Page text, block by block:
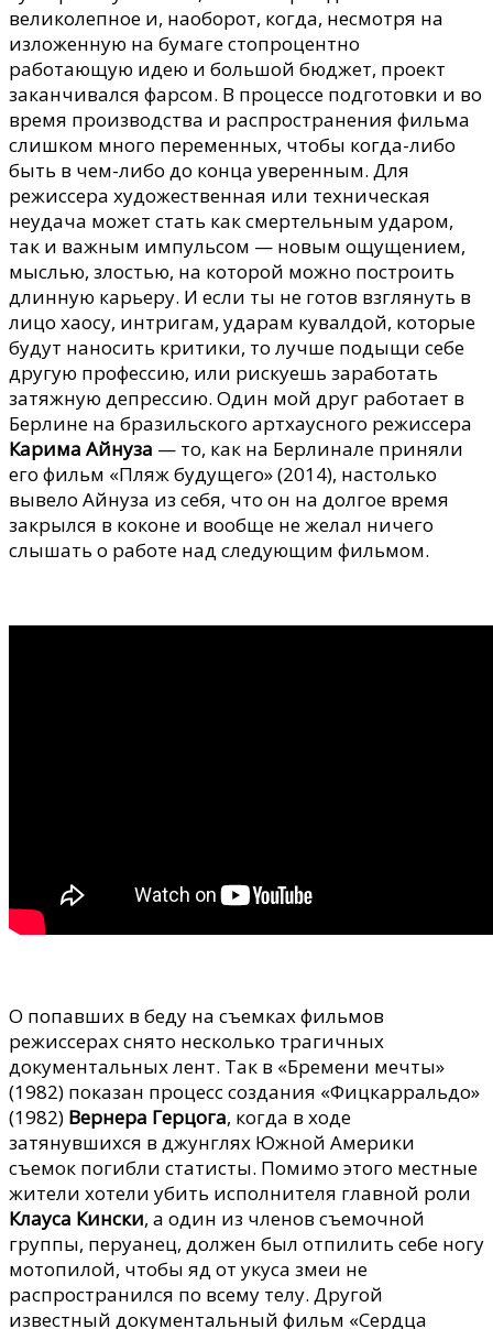
великолепное и, наоборот, когда, несмотря на
изложенную на бумаге стопроцентно
работающую идею и большой бюджет, проект
заканчивался фарсом. В процессе подготовки и во
время производства и распространения фильма
слишком много переменных, чтобы когда-либо
быть в чем-либо до конца уверенным. Для
режиссера художественная или техническая
неудача может стать как смертельным ударом,
так и важным импульсом — новым ощущением,
мыслью, злостью, на которой можно построить
длинную карьеру. И если ты не готов взглянуть в
лицо хаосу, интригам, ударам кувалдой, которые
будут наносить критики, то лучше подыщи себе
другую профессию, или рискуешь заработать
затяжную депрессию. Один мой друг работает в
Берлине на бразильского артхаусного режиссера
Карима Айнуза — то, как на Берлинале приняли
его фильм «Пляж будущего» (2014), настолько
вывело Айнуза из себя, что он на долгое время
закрылся в кокoне и вообще не желал ничего
слышать о работе над следующим фильмом.
О попавших в беду на съемках фильмов
режиссерах снято несколько трагичных
документальных лент. Так в «Бремени мечты»
(1982) показан процесс создания «Фицкарральдо»
(1982) Вернера Герцога, когда в ходе
затянувшихся в джунглях Южной Америки
съемок погибли статисты. Помимо этого местные
жители хотели убить исполнителя главной роли
Клауса Кински, а один из членов съемочной
группы, перуанец, должен был отпилить себе ногу
мотопилой, чтобы яд от укуса змеи не
распространился по всему телу. Другой
известный документальный фильм «Сердца